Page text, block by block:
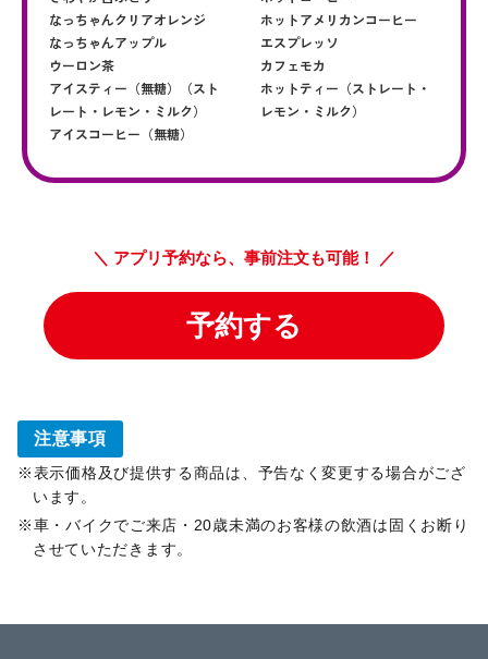
注意事項
表示価格及び提供する商品は、予告なく変更する場合がござ
います。
車・バイクでご来店・20歳未満のお客様の飲酒は固くお断り
させていただきます。